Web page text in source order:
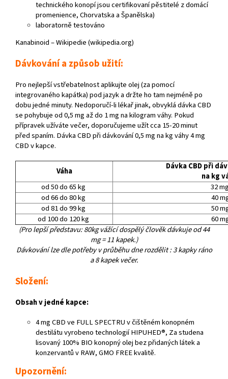
technického konopí jsou certifikovaní pěstitelé z domácí
promenience, Chorvatska a Španělska)
laboratorně testováno
Kanabinoid – Wikipedie (wikipedia.org)
Dávkování a způsob užití:
Pro nejlepší vstřebatelnost aplikujte olej (za pomocí
integrovaného kapátka) pod jazyk a držte ho tam nejméně po
dobu jedné minuty. Nedoporučí-li lékař jinak, obvyklá dávka CBD
se pohybuje od 0,5 mg až do 1 mg na kilogram váhy. Pokud
přípravek užíváte večer, doporučujeme užít cca 15-20 minut
před spaním. Dávka CBD při dávkování 0,5 mg na kg váhy 4 mg
CBD v kapce.
Váha
Dávka CBD při
na kg
od 50 do 65 kg
32
od 66 do 80 kg
40
od 81 do 99 kg
50
od 100 do 120 kg
60
(Pro lepší představu: 80kg vážící dospělý člověk dávkuje od 44
mg = 11 kapek.)
Dávkování lze dle potřeby v průběhu dne rozdělit : 3 kapky ráno
a 8 kapek večer.
Složení:
Obsah v jedné kapce:
4 mg CBD ve FULL SPECTRU v čištěném konopném
destilátu vyrobeno technologií HIPUHED®, Za studena
lisovaný 100% BIO konopný olej bez přidaných látek a
konzervantů v RAW, GMO FREE kvalitě.
Upozornění: